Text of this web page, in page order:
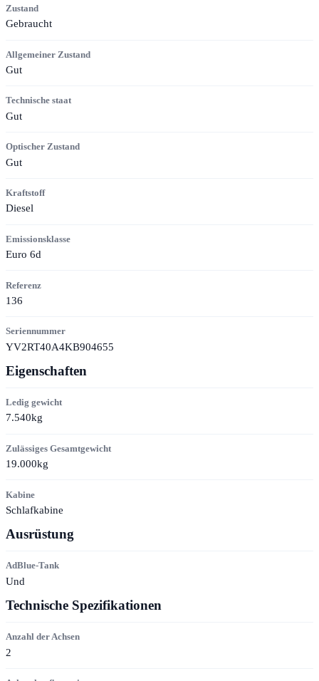
Zustand
Gebraucht
Allgemeiner Zustand
Gut
Technische staat
Gut
Optischer Zustand
Gut
Kraftstoff
Diesel
Emissionsklasse
Euro 6d
Referenz
136
Seriennummer
YV2RT40A4KB904655
Eigenschaften
Ledig gewicht
7.540kg
Zulässiges Gesamtgewicht
19.000kg
Kabine
Schlafkabine
Ausrüstung
AdBlue-Tank
Und
Technische Spezifikationen
Anzahl der Achsen
2